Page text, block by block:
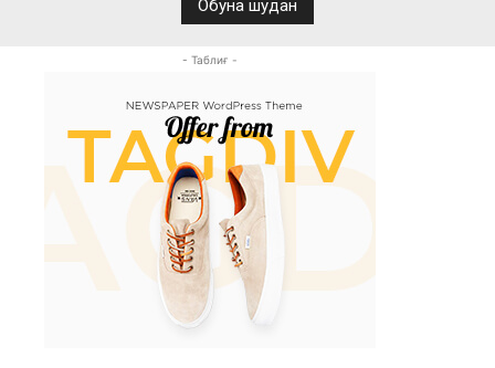
- Таблиғ -